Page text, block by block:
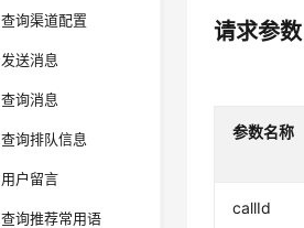
查询渠道配置
发送消息
查询消息
查询排队信息
用户留言
查询推荐常用语
请求参数
参数名称
callId